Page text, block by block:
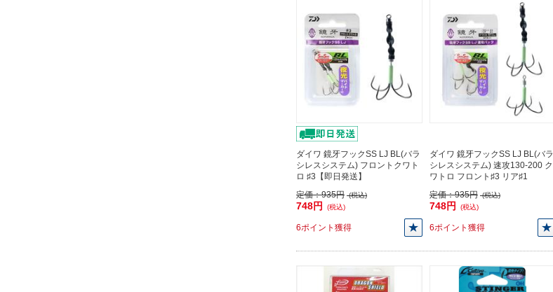
ダイワ 鏡牙フックSS LJ BL(バラ
シレスシステム) フロントクワト
ロ ♯3【即日発送】
定価：935円 (税込)
748円 (税込)
6ポイント獲得
ダイワ 鏡牙フックSS LJ BL(バラ
シレスシステム) 速攻130-200 ク
ワトロ フロント♯3 リア♯1
定価：935円 (税込)
748円 (税込)
6ポイント獲得